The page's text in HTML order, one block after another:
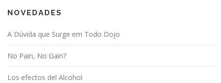
NOVEDADES
A Dúvida que Surge em Todo Dojo
No Pain, No Gain?
Los efectos del Alcohol